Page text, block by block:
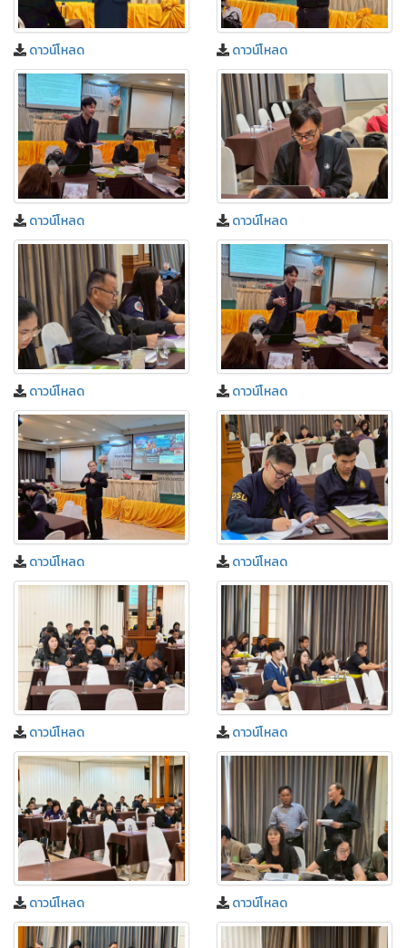
ดาวน์โหลด ดาวน์โหลด
ดาวน์โหลด ดาวน์โหลด
ดาวน์โหลด ดาวน์โหลด
ดาวน์โหลด ดาวน์โหลด
ดาวน์โหลด ดาวน์โหลด
ดาวน์โหลด ดาวน์โหลด